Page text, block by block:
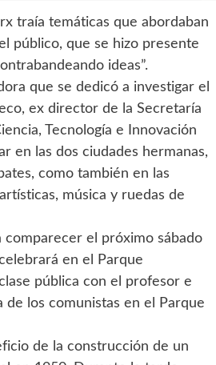
traía temáticas que abordaban
público, que se hizo presente
ideas”.
que se dedicó a investigar el
ex director de la Secretaría
Tecnología e Innovación
en las dos ciudades hermanas,
como también en las
música y ruedas de
comparecer el próximo sábado
en el Parque
pública con el profesor e
de los comunistas en el Parque
de la construcción de un